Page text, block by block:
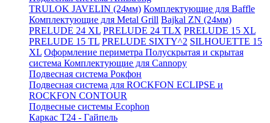
TRULOK JAVELIN (24мм) Комплектующие для Baffle
Комплектующие для Metal Grill Bajkal ZN (24мм)
PRELUDE 24 XL PRELUDE 24 TLX PRELUDE 15 XL
PRELUDE 15 TL PRELUDE SIXTY^2 SILHOUETTE 15
XL Оформление периметра Полускрытая и скрытая
система Комплектующие для Cannopy
Подвесная система Рокфон
Подвесная система для ROCKFON ECLIPSE и
ROCKFON CONTOUR
Подвесные системы Ecophon
Каркас Т24 - Гайпель